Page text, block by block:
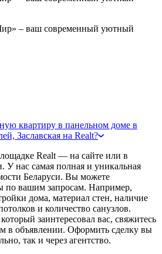
– ваш современный уютный
квартиру в панельном доме в
Заславская на Realt?
Realt — на сайте или в
нас самая полная и уникальная
Беларуси. Вы можете
по вашим запросам. Например,
дома, материал стен, наличие
и количество санузлов.
заинтересовал вас, свяжитесь
в объявлении. Оформить сделку вы
так и через агентство.